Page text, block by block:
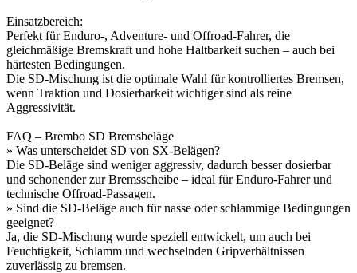
Einsatzbereich:
Perfekt für Enduro-, Adventure- und Offroad-Fahrer, die
gleichmäßige Bremskraft und hohe Haltbarkeit suchen – auch bei
härtesten Bedingungen.
Die SD-Mischung ist die optimale Wahl für kontrolliertes Bremsen,
wenn Traktion und Dosierbarkeit wichtiger sind als reine
Aggressivität.
FAQ – Brembo SD Bremsbeläge
» Was unterscheidet SD von SX-Belägen?
Die SD-Beläge sind weniger aggressiv, dadurch besser dosierbar
und schonender zur Bremsscheibe – ideal für Enduro-Fahrer und
technische Offroad-Passagen.
» Sind die SD-Beläge auch für nasse oder schlammige Bedingungen
geeignet?
Ja, die SD-Mischung wurde speziell entwickelt, um auch bei
Feuchtigkeit, Schlamm und wechselnden Gripverhältnissen
zuverlässig zu bremsen.